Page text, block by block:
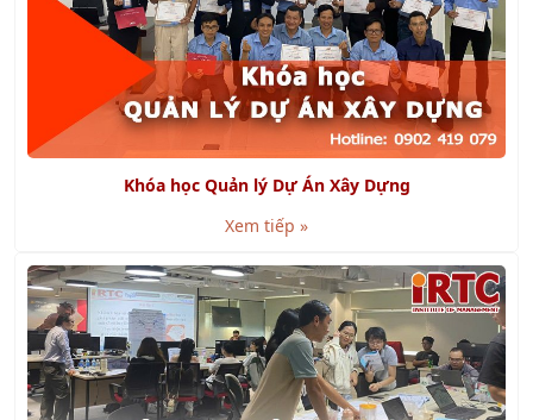
Khóa học Quản lý Dự Án Xây Dựng
Xem tiếp »